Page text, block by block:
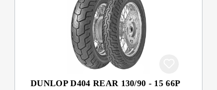
DUNLOP D404 REAR 130/90 - 15 66P